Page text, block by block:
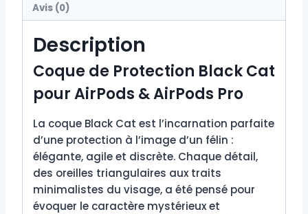
Avis (0)
Description
Coque de Protection Black Cat
pour AirPods & AirPods Pro
La coque Black Cat est l’incarnation parfaite
d’une protection à l’image d’un félin :
élégante, agile et discrète. Chaque détail,
des oreilles triangulaires aux traits
minimalistes du visage, a été pensé pour
évoquer le caractère mystérieux et